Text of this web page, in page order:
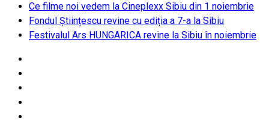
Ce filme noi vedem la Cineplexx Sibiu din 1 noiembrie
Fondul Științescu revine cu ediția a 7-a la Sibiu
Festivalul Ars HUNGARICA revine la Sibiu în noiembrie